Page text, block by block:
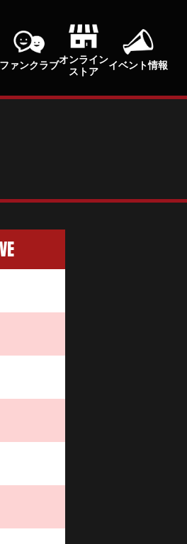
ファンクラブ
オンライン
ストア
イベント情報